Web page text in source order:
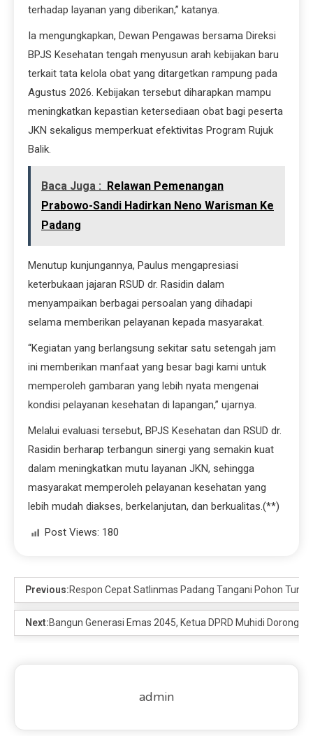
terhadap layanan yang diberikan,” katanya.
Ia mengungkapkan, Dewan Pengawas bersama Direksi
BPJS Kesehatan tengah menyusun arah kebijakan baru
terkait tata kelola obat yang ditargetkan rampung pada
Agustus 2026. Kebijakan tersebut diharapkan mampu
meningkatkan kepastian ketersediaan obat bagi peserta
JKN sekaligus memperkuat efektivitas Program Rujuk
Balik.
Baca Juga : Relawan Pemenangan
Prabowo-Sandi Hadirkan Neno Warisman Ke
Padang
Menutup kunjungannya, Paulus mengapresiasi
keterbukaan jajaran RSUD dr. Rasidin dalam
menyampaikan berbagai persoalan yang dihadapi
selama memberikan pelayanan kepada masyarakat.
“Kegiatan yang berlangsung sekitar satu setengah jam
ini memberikan manfaat yang besar bagi kami untuk
memperoleh gambaran yang lebih nyata mengenai
kondisi pelayanan kesehatan di lapangan,” ujarnya.
Melalui evaluasi tersebut, BPJS Kesehatan dan RSUD dr.
Rasidin berharap terbangun sinergi yang semakin kuat
dalam meningkatkan mutu layanan JKN, sehingga
masyarakat memperoleh pelayanan kesehatan yang
lebih mudah diakses, berkelanjutan, dan berkualitas.(**)
Post Views: 180
Previous:Respon Cepat Satlinmas Padang Tangani Pohon
Next:Bangun Generasi Emas 2045, Ketua DPRD Muhidi Dorong
admin